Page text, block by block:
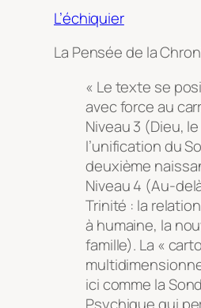
L’échiquier
La Pensée de la
« Le texte se
avec force au
Niveau 3 (Dieu,
l’unification du
deuxième
Niveau 4 (Au-
Trinité : la
à humaine, la
famille). La «
ici comme la
Psychique qui